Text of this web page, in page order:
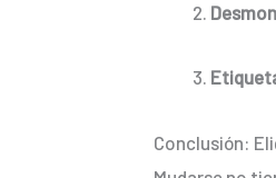
Conclusión: